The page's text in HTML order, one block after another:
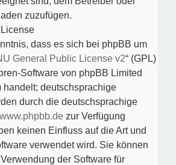
zuzufügen.
dass es sich bei phpBB um
General Public License v2“ (GPL)
Software von phpBB Limited
handelt; deutschsprachige
durch die deutschsprachige
www.phpbb.de zur Verfügung
keinen Einfluss auf die Art und
verwendet wird. Sie können
der Software für